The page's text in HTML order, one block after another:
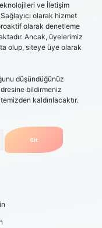
ve İletişim
olarak hizmet
olarak denetleme
Ancak, üyelerimiz
olup, siteye üye olarak
düşündüğünüz
bildirmeniz
kaldırılacaktır.